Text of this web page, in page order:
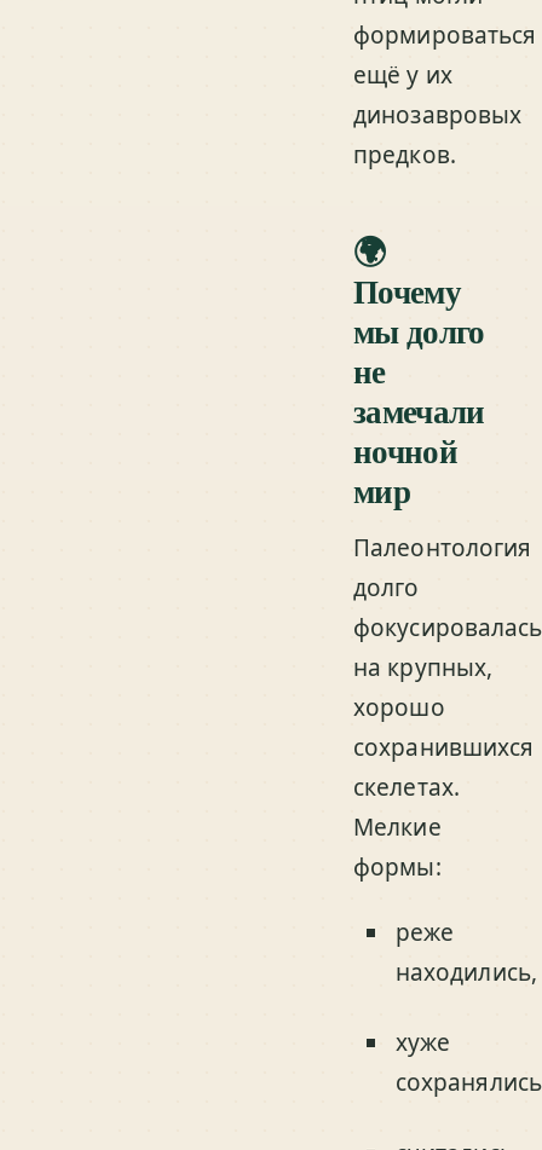
формироваться
ещё у их
динозавровых
предков.
🌍
Почему
мы долго
не
замечали
ночной
мир
Палеонтология
долго
фокусировалась
на крупных,
хорошо
сохранившихся
скелетах.
Мелкие
формы:
реже
находились,
хуже